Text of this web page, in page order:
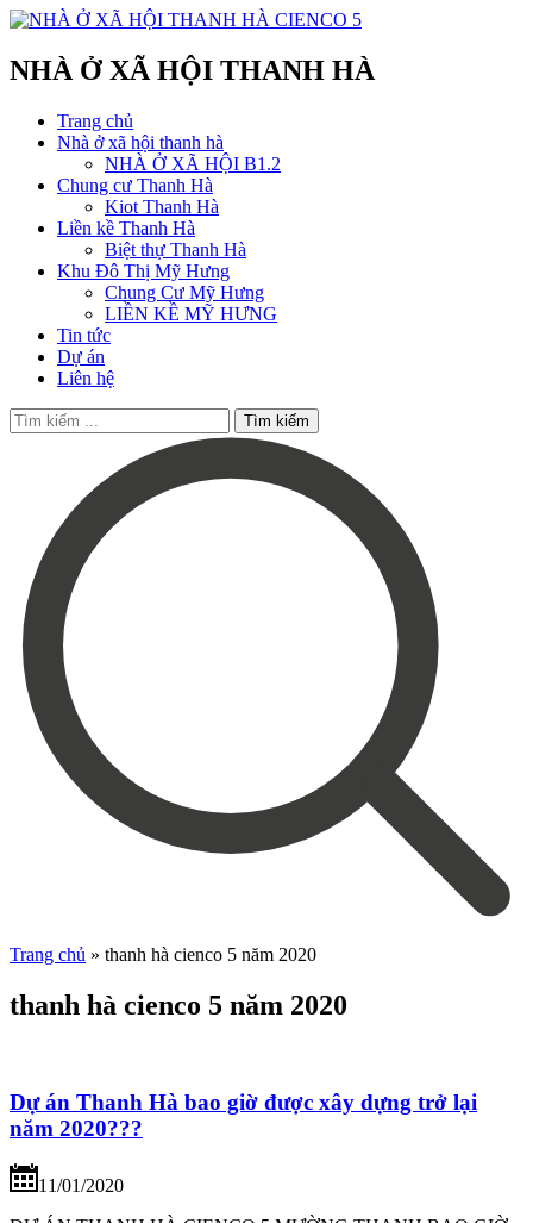
NHÀ Ở XÃ HỘI THANH HÀ
Trang chủ
Nhà ở xã hội thanh hà
NHÀ Ở XÃ HỘI B1.2
Chung cư Thanh Hà
Kiot Thanh Hà
Liền kề Thanh Hà
Biệt thự Thanh Hà
Khu Đô Thị Mỹ Hưng
Chung Cư Mỹ Hưng
LIỀN KỀ MỸ HƯNG
Tin tức
Dự án
Liên hệ
Trang chủ » thanh hà cienco 5 năm 2020
thanh hà cienco 5 năm 2020
Dự án Thanh Hà bao giờ được xây dựng trở lại
năm 2020???
11/01/2020